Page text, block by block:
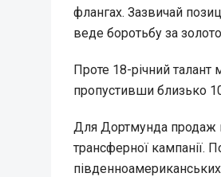
флангах. Зазвичай
веде боротьбу за золото
Проте 18-річний
пропустивши близько
Для Дортмунда продаж
трансферної кампанії.